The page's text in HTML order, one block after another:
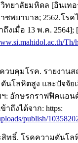
ยาลัยมหิดล [อินเทอ
พยาบาล; 2562.โรค
ถึงเมื่อ 13 พ.ค.
Th/
วบคุมโรค. รายงาน
นโลหิตสูง และปัจจัย
ฯ: อักษรกราฟฟิคแอน
าถึงได้จาก: https:
publish/
ทธิ์. โรคความดันโล